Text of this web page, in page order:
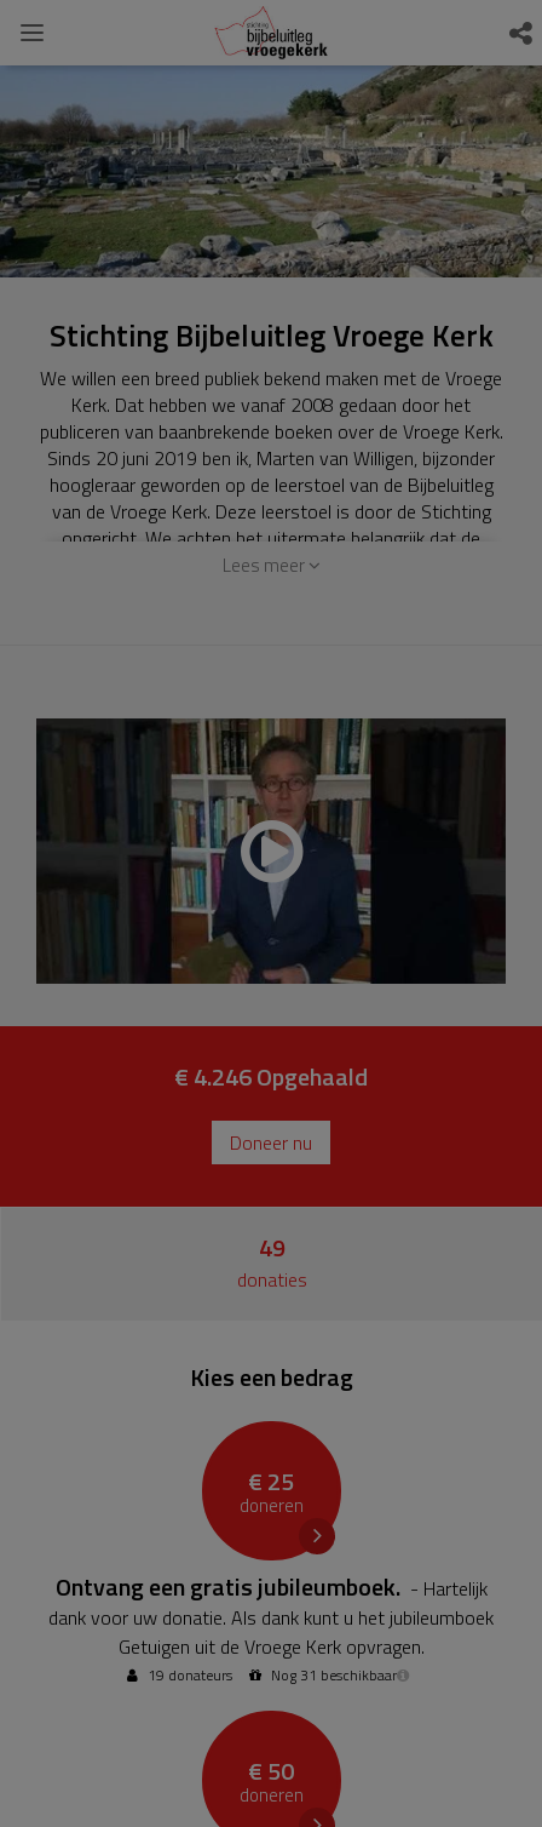
Stichting Bijbeluitleg Vroege Kerk
We willen een breed publiek bekend maken met de Vroege
Kerk. Dat hebben we vanaf 2008 gedaan door het
publiceren van baanbrekende boeken over de Vroege Kerk.
Sinds 20 juni 2019 ben ik, Marten van Willigen, bijzonder
hoogleraar geworden op de leerstoel van de Bijbeluitleg
van de Vroege Kerk. Deze leerstoel is door de Stichting
opgericht. We achten het uitermate belangrijk dat de
Vroege Kerk niet volledig vergeten wordt terwijl ze zoveel
gedane gift. Op de video vertel ik iets over de hymnen van
Ambrosius.
Lees meer
€ 4.246Opgehaald
Doneer nu
49
donaties
Kies een bedrag
€ 25
doneren
Ontvang een gratis jubileumboek. - Hartelijk
dank voor uw donatie. Als dank kunt u het jubileumboek
Getuigen uit de Vroege Kerk opvragen.
19 donateurs Nog 31 beschikbaar
€ 50
doneren